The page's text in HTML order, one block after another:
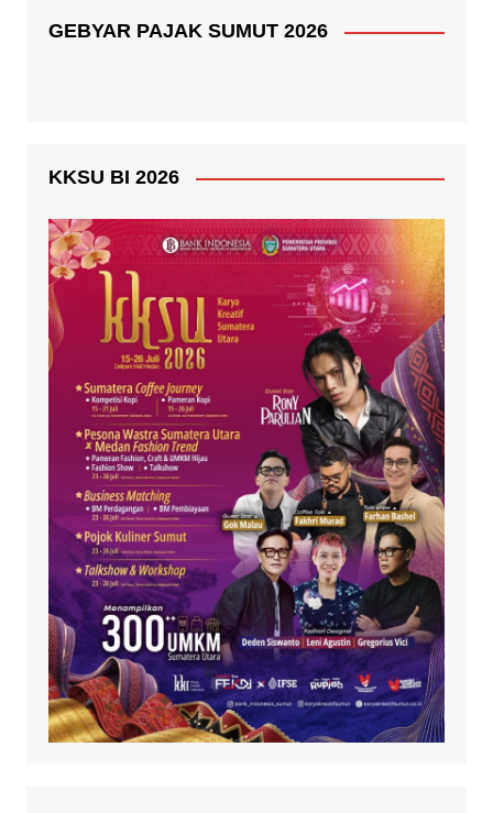
GEBYAR PAJAK SUMUT 2026
KKSU BI 2026